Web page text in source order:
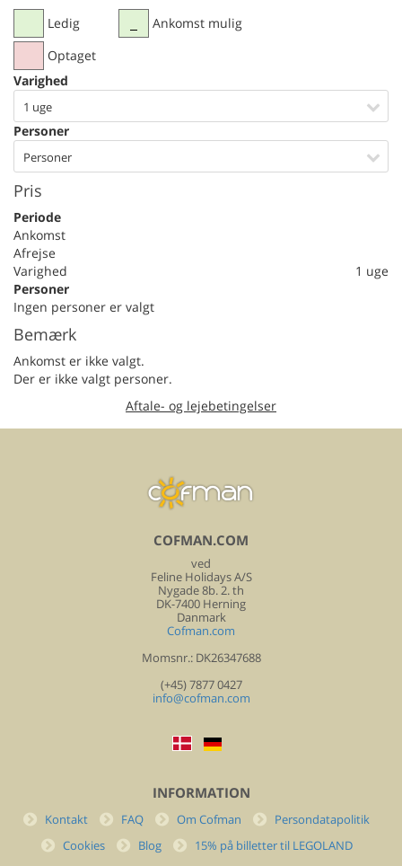
Ledig
Optaget
Ankomst mulig
Varighed
1 uge
Personer
Personer
Pris
Periode
Ankomst
Afrejse
Varighed
1 uge
Personer
Ingen personer er valgt
Bemærk
Ankomst er ikke valgt.
Der er ikke valgt personer.
Aftale- og lejebetingelser
COFMAN.COM
ved
Feline Holidays A/S
Nygade 8b. 2. th
DK-7400 Herning
Danmark
Cofman.com
Momsnr.: DK26347688
(+45) 7877 0427
info@cofman.com
INFORMATION
Kontakt FAQ Om Cofman
Persondatapolitik
Cookies
Blog 15% på billetter til LEGOLAND